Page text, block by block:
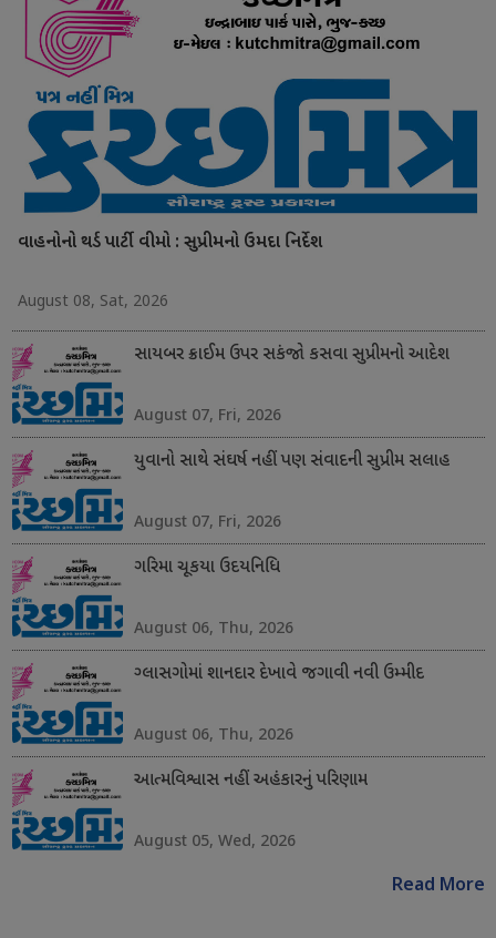
વાહનોનો થર્ડ પાર્ટી વીમો : સુપ્રીમનો ઉમદા નિર્દેશ
August 08, Sat, 2026
સાયબર ક્રાઈમ ઉપર સકંજો કસવા સુપ્રીમનો આદેશ
August 07, Fri, 2026
યુવાનો સાથે સંઘર્ષ નહીં પણ સંવાદની સુપ્રીમ સલાહ
August 07, Fri, 2026
ગરિમા ચૂકયા ઉદયનિધિ
August 06, Thu, 2026
ગ્લાસગોમાં શાનદાર દેખાવે જગાવી નવી ઉમ્મીદ
August 06, Thu, 2026
આત્મવિશ્વાસ નહીં અહંકારનું પરિણામ
August 05, Wed, 2026
Read More